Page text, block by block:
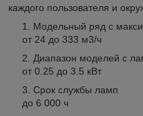
каждого пользователя и
Модельный ряд с
от 24 до 333 м3/ч
Диапазон моделей с
от 0.25 до 3.5 кВт
Срок службы ламп
до 6 000 ч